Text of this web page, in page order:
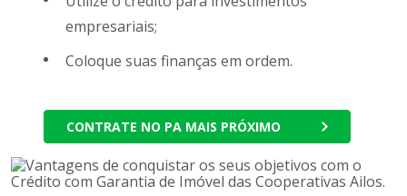
empresariais;
Coloque suas finanças em ordem.
CONTRATE NO PA MAIS PRÓXIMO